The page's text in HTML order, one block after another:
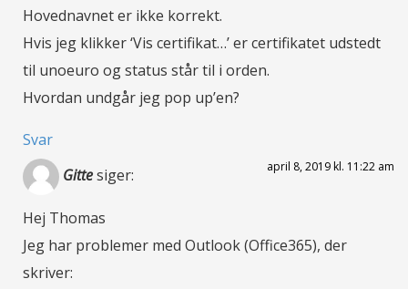
Hovednavnet er ikke korrekt.
Hvis jeg klikker ‘Vis certifikat…’ er certifikatet udstedt
til unoeuro og status står til i orden.
Hvordan undgår jeg pop up’en?
Svar
Gittesiger: april 8, 2019 kl. 11:22 am
Hej Thomas
Jeg har problemer med Outlook (Office365), der
skriver: